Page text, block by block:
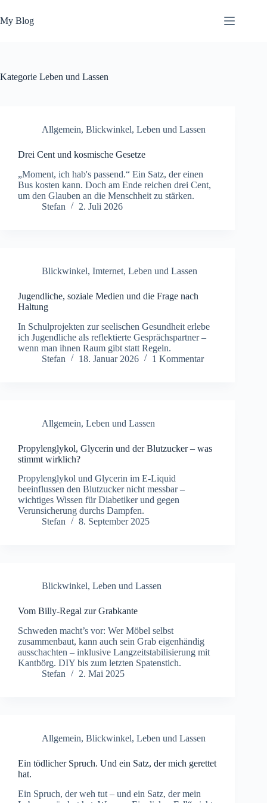
Inhalt
springen
My Blog
Kategorie Leben und Lassen
Allgemein, Blickwinkel, Leben und Lassen
Drei Cent und kosmische Gesetze
„Moment, ich hab's passend.“ Ein Satz, der einen
Bus kosten kann. Doch am Ende reichen drei Cent,
um den Glauben an die Menschheit zu stärken.
Stefan
2. Juli 2026
Blickwinkel, Imternet, Leben und Lassen
Jugendliche, soziale Medien und die Frage nach
Haltung
In Schulprojekten zur seelischen Gesundheit erlebe
ich Jugendliche als reflektierte Gesprächspartner –
wenn man ihnen Raum gibt statt Regeln.
Stefan
18. Januar 2026 1 Kommentar
Allgemein, Leben und Lassen
Propylenglykol, Glycerin und der Blutzucker – was
stimmt wirklich?
Propylenglykol und Glycerin im E-Liquid
beeinflussen den Blutzucker nicht messbar –
wichtiges Wissen für Diabetiker und gegen
Verunsicherung durchs Dampfen.
Stefan
8. September 2025
Blickwinkel, Leben und Lassen
Vom Billy-Regal zur Grabkante
Schweden macht’s vor: Wer Möbel selbst
zusammenbaut, kann auch sein Grab eigenhändig
ausschachten – inklusive Langzeitstabilisierung mit
Kantbörg. DIY bis zum letzten Spatenstich.
Stefan
2. Mai 2025
Allgemein, Blickwinkel, Leben und Lassen
Ein tödlicher Spruch. Und ein Satz, der mich gerettet
hat.
Ein Spruch, der weh tut – und ein Satz, der mein